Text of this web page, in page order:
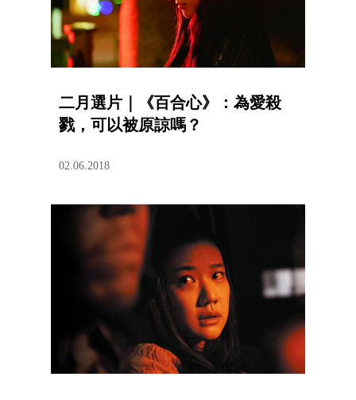
二月選片｜《百合心》：為愛殺
戮，可以被原諒嗎？
02.06.2018